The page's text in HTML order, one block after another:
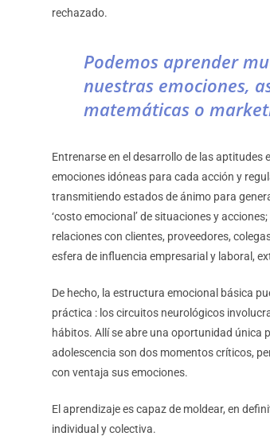
rechazado.
Podemos aprender
nuestras emociones,
matemáticas o
Entrenarse en el desarrollo de las
emociones idóneas para cada acción y
transmitiendo estados de ánimo para
‘costo emocional’ de situaciones y
relaciones con clientes, proveedores,
esfera de influencia empresarial y laboral,
De hecho, la estructura emocional básica
práctica : los circuitos neurológicos
hábitos. Allí se abre una oportunidad única
adolescencia son dos momentos críticos,
con ventaja sus emociones.
El aprendizaje es capaz de moldear, en
individual y colectiva.